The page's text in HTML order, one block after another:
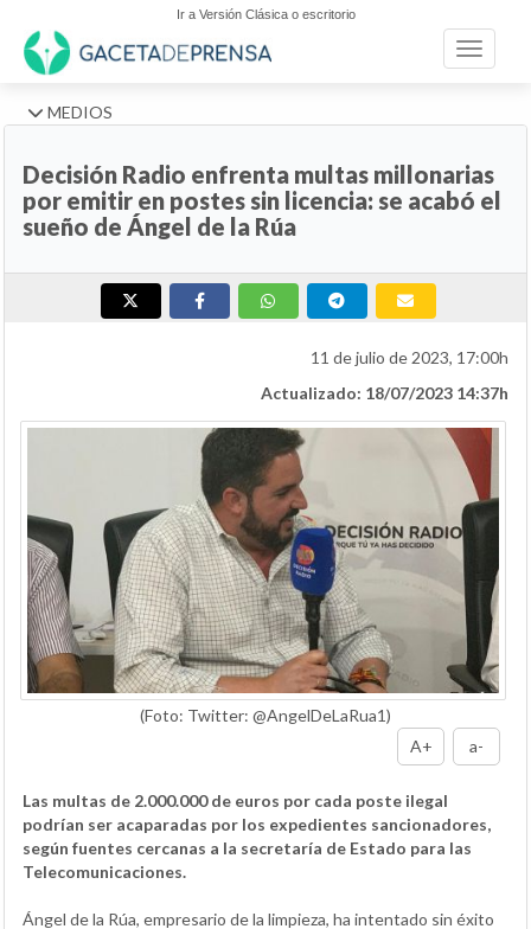
Ir a Versión Clásica o escritorio
Toggle
MEDIOS
Decisión Radio enfrenta multas millonarias
por emitir en postes sin licencia: se acabó el
sueño de Ángel de la Rúa
11 de julio de 2023, 17:00h
Actualizado: 18/07/2023 14:37h
(Foto: Twitter: @AngelDeLaRua1)
A+
a-
Las multas de 2.000.000 de euros por cada poste ilegal
podrían ser acaparadas por los expedientes sancionadores,
según fuentes cercanas a la secretaría de Estado para las
Telecomunicaciones.
Ángel de la Rúa, empresario de la limpieza, ha intentado sin éxito